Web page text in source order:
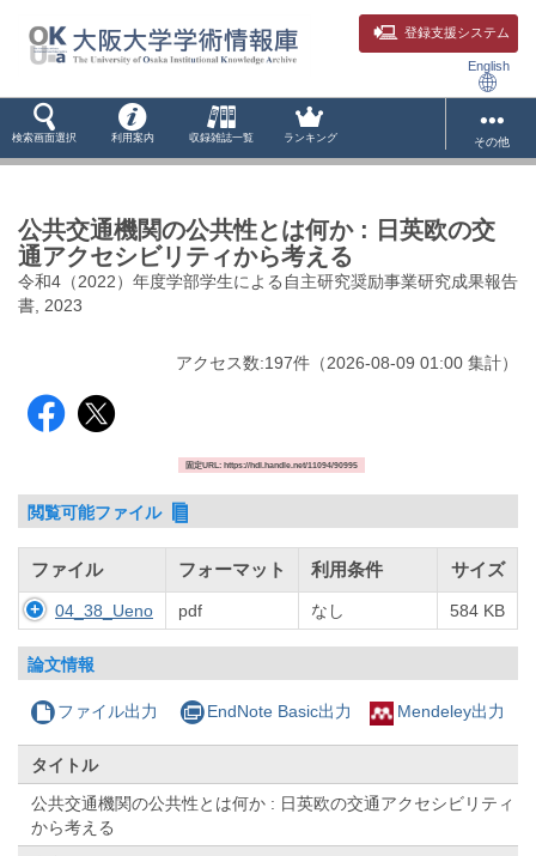
登録支援システム
English
検索画面選択 利用案内 収録雑誌一覧 ランキング その他
公共交通機関の公共性とは何か : 日英欧の交
通アクセシビリティから考える
令和4（2022）年度学部学生による自主研究奨励事業研究成果報告
書, 2023
アクセス数:197件 （2026-08-09 01:00 集計）
固定URL: https://hdl.handle.net/11094/90995
閲覧可能ファイル
ファイル フォーマット 利用条件 サイズ
04_38_Ueno pdf なし 584 KB
論文情報
ファイル出力 EndNote Basic出力 Mendeley出力
タイトル
公共交通機関の公共性とは何か : 日英欧の交通アクセシビリティ
から考える